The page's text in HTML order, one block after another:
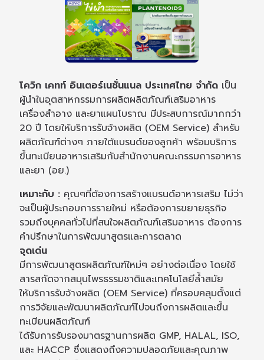
โควิก เคทท์ อินเตอร์เนชั่นแนล ประเทศไทย จำกัด เป็น
ผู้นำในอุตสาหกรรมการผลิตผลิตภัณฑ์เสริมอาหาร
เครื่องสำอาง และยาแผนโบราณ มีประสบการณ์มากกว่า
20 ปี โดยให้บริการรับจ้างผลิต (OEM Service) สำหรับ
ผลิตภัณฑ์ต่างๆ ภายใต้แบรนด์ของลูกค้า พร้อมบริการ
ขึ้นทะเบียนอาหารเสริมกับสำนักงานคณะกรรมการอาหาร
และยา (อย.)
เหมาะกับ : คุณๆที่ต้องการสร้างแบรนด์อาหารเสริม ไม่ว่า
จะเป็นผู้ประกอบการรายใหม่ หรือต้องการขยายธุรกิจ
รวมถึงบุคคลทั่วไปที่สนใจผลิตภัณฑ์เสริมอาหาร ต้องการ
คำปรึกษาในการพัฒนาสูตรและการตลาด
จุดเด่น
มีการพัฒนาสูตรผลิตภัณฑ์ใหม่ๆ อย่างต่อเนื่อง โดยใช้
สารสกัดจากสมุนไพรธรรมชาติและเทคโนโลยีล้ำสมัย
ให้บริการรับจ้างผลิต (OEM Service) ที่ครอบคลุมตั้งแต่
การวิจัยและพัฒนาผลิตภัณฑ์ไปจนถึงการผลิตและขึ้น
ทะเบียนผลิตภัณฑ์
ได้รับการรับรองมาตรฐานการผลิต GMP, HALAL, ISO,
และ HACCP ซึ่งแสดงถึงความปลอดภัยและคุณภาพ